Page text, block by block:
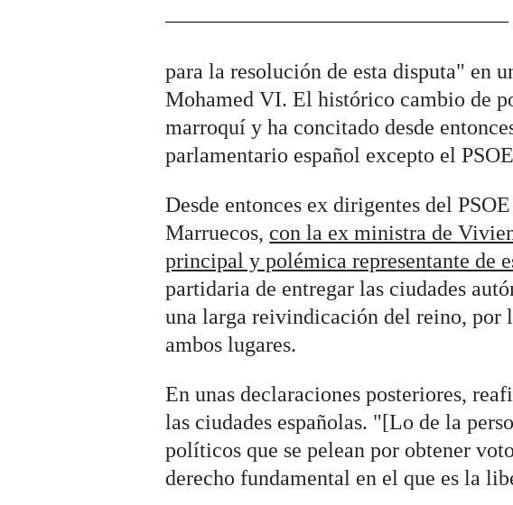
para la resolución de esta disputa" en
Mohamed VI. El histórico cambio de
marroquí y ha concitado desde
parlamentario español excepto el
Desde entonces ex dirigentes del
Marruecos, con la ex ministra de
principal y polémica representante de
partidaria de entregar las ciudades
una larga reivindicación del reino, por
ambos lugares.
En unas declaraciones posteriores,
las ciudades españolas. "[Lo de la
políticos que se pelean por obtener
derecho fundamental en el que es la